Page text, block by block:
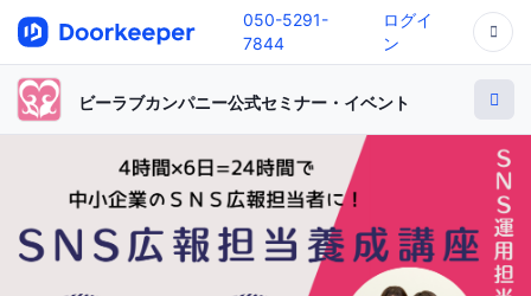
050-5291-
7844
ログイ
ン
ビーラブカンパニー公式セミナー・イベント